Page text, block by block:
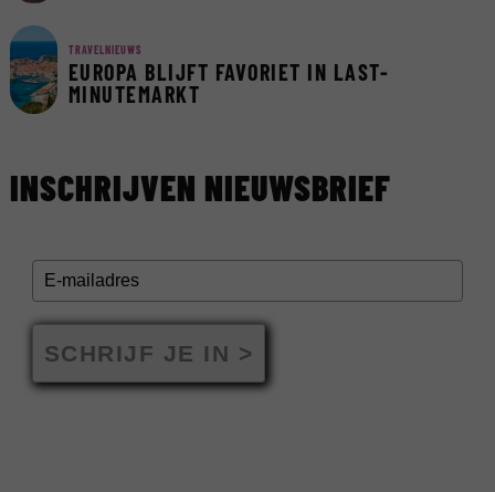
TRAVELNIEUWS
EUROPA BLIJFT FAVORIET IN LAST-
MINUTEMARKT
INSCHRIJVEN NIEUWSBRIEF
SCHRIJF JE IN >